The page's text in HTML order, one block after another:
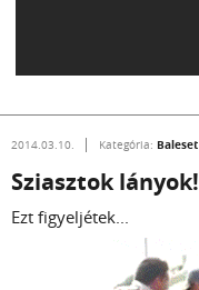
2014.03.10. Kategória: Baleset
Sziasztok lányok!
Ezt figyeljétek...